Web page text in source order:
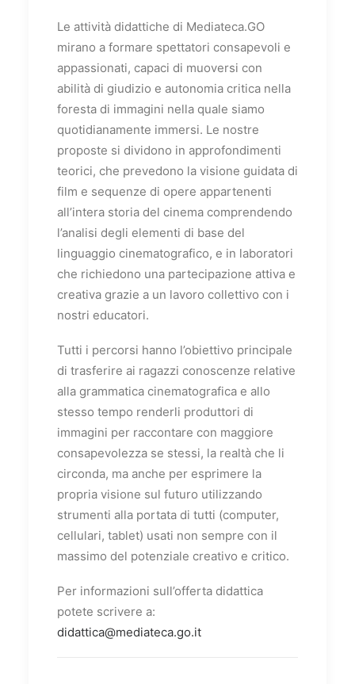
Le attività didattiche di Mediateca.GO
mirano a formare spettatori consapevoli e
appassionati, capaci di muoversi con
abilità di giudizio e autonomia critica nella
foresta di immagini nella quale siamo
quotidianamente immersi. Le nostre
proposte si dividono in approfondimenti
teorici, che prevedono la visione guidata di
film e sequenze di opere appartenenti
all’intera storia del cinema comprendendo
l’analisi degli elementi di base del
linguaggio cinematografico, e in laboratori
che richiedono una partecipazione attiva e
creativa grazie a un lavoro collettivo con i
nostri educatori.
Tutti i percorsi hanno l’obiettivo principale
di trasferire ai ragazzi conoscenze relative
alla grammatica cinematografica e allo
stesso tempo renderli produttori di
immagini per raccontare con maggiore
consapevolezza se stessi, la realtà che li
circonda, ma anche per esprimere la
propria visione sul futuro utilizzando
strumenti alla portata di tutti (computer,
cellulari, tablet) usati non sempre con il
massimo del potenziale creativo e critico.
Per informazioni sull’offerta didattica
potete scrivere a:
didattica@mediateca.go.it